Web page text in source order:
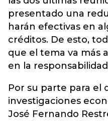
presentado una
harán efectivas en
créditos. De esto,
que el tema va más
en la
Por su parte para el
investigaciones
José Fernando